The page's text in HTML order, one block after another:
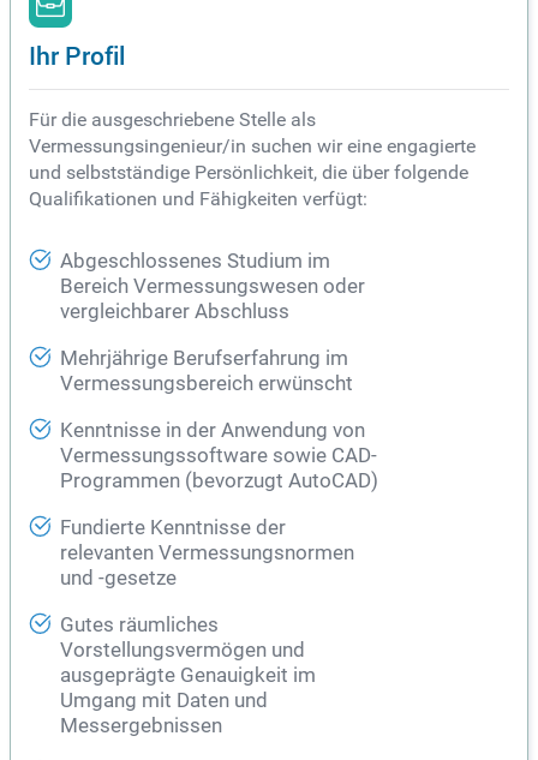
Ihr Profil
Für die ausgeschriebene Stelle als
Vermessungsingenieur/in suchen wir eine engagierte
und selbstständige Persönlichkeit, die über folgende
Qualifikationen und Fähigkeiten verfügt:
Abgeschlossenes Studium im
Bereich Vermessungswesen oder
vergleichbarer Abschluss
Mehrjährige Berufserfahrung im
Vermessungsbereich erwünscht
Kenntnisse in der Anwendung von
Vermessungssoftware sowie CAD-
Programmen (bevorzugt AutoCAD)
Fundierte Kenntnisse der
relevanten Vermessungsnormen
und -gesetze
Gutes räumliches
Vorstellungsvermögen und
ausgeprägte Genauigkeit im
Umgang mit Daten und
Messergebnissen